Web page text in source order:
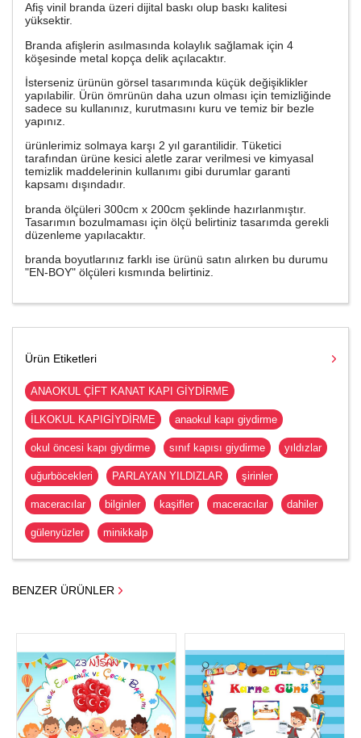
Afiş vinil branda üzeri dijital baskı olup baskı kalitesi
yüksektir.
Branda afişlerin asılmasında kolaylık sağlamak için 4
köşesinde metal kopça delik açılacaktır.
İsterseniz ürünün görsel tasarımında küçük değişiklikler
yapılabilir. Ürün ömrünün daha uzun olması için temizliğinde
sadece su kullanınız, kurutmasını kuru ve temiz bir bezle
yapınız.
ürünlerimiz solmaya karşı 2 yıl garantilidir. Tüketici
tarafından ürüne kesici aletle zarar verilmesi ve kimyasal
temizlik maddelerinin kullanımı gibi durumlar garanti
kapsamı dışındadır.
branda ölçüleri 300cm x 200cm şeklinde hazırlanmıştır.
Tasarımın bozulmaması için ölçü belirtiniz tasarımda gerekli
düzenleme yapılacaktır.
branda boyutlarınız farklı ise ürünü satın alırken bu durumu
"EN-BOY" ölçüleri kısmında belirtiniz.
Ürün Etiketleri
ANAOKUL ÇİFT KANAT KAPI GİYDİRME
İLKOKUL KAPIGİYDİRME anaokul kapı giydirme
okul öncesi kapı giydirme sınıf kapısı giydirme yıldızlar
uğurböcekleri PARLAYAN YILDIZLAR şirinler
maceracılar bilginler kaşifler maceracılar dahiler
gülenyüzler minikkalp
BENZER ÜRÜNLER